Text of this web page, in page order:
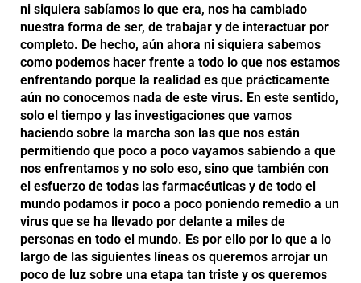
ni siquiera sabíamos lo que era, nos ha cambiado
nuestra forma de ser, de trabajar y de interactuar por
completo. De hecho, aún ahora ni siquiera sabemos
como podemos hacer frente a todo lo que nos estamos
enfrentando porque la realidad es que prácticamente
aún no conocemos nada de este virus. En este sentido,
solo el tiempo y las investigaciones que vamos
haciendo sobre la marcha son las que nos están
permitiendo que poco a poco vayamos sabiendo a que
nos enfrentamos y no solo eso, sino que también con
el esfuerzo de todas las farmacéuticas y de todo el
mundo podamos ir poco a poco poniendo remedio a un
virus que se ha llevado por delante a miles de
personas en todo el mundo. Es por ello por lo que a lo
largo de las siguientes líneas os queremos arrojar un
poco de luz sobre una etapa tan triste y os queremos